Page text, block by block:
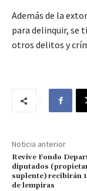
Además de la
para delinquir, se
otros delitos y
Noticia anterior
Revive Fondo
diputados
suplente) recibirán
de lempiras